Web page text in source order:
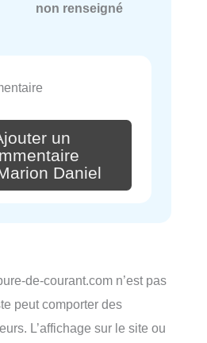
non renseigné
un
Daniel
de-courant.com n’est pas
peut comporter des
L’affichage sur le site ou